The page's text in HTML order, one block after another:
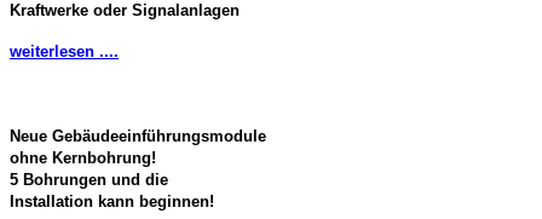
Kraftwerke oder Signalanlagen
weiterlesen ....
Neue Gebäudeeinführungsmodule
ohne Kernbohrung!
5 Bohrungen und die
Installation kann beginnen!